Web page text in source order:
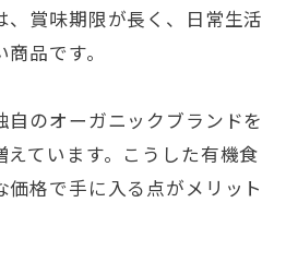
、賞味期限が長く、日常生活
品です。
自のオーガニックブランドを
えています。こうした有機食
価格で手に入る点がメリット